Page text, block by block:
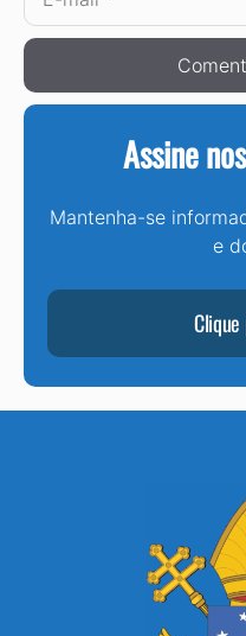
mail
Assine
Mantenha-se
e
Clique